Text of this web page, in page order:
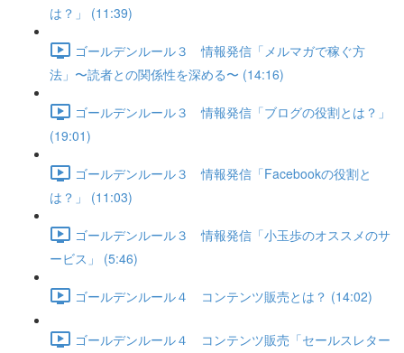
は？」 (11:39)
ゴールデンルール３ 情報発信「メルマガで稼ぐ方
法」〜読者との関係性を深める〜 (14:16)
ゴールデンルール３ 情報発信「ブログの役割とは？」
(19:01)
ゴールデンルール３ 情報発信「Facebookの役割と
は？」 (11:03)
ゴールデンルール３ 情報発信「小玉歩のオススメのサ
ービス」 (5:46)
ゴールデンルール４ コンテンツ販売とは？ (14:02)
ゴールデンルール４ コンテンツ販売「セールスレター